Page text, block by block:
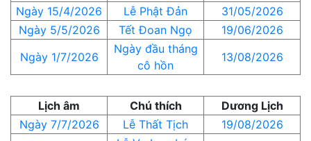
Ngày 15/4/2026
Lễ Phật Đản
31/05/2026
Ngày 5/5/2026
Tết Đoan Ngọ
19/06/2026
Ngày 1/7/2026
Ngày đầu tháng
cô hồn
13/08/2026
Lịch âm Chú thích
Dương Lịch
Ngày 7/7/2026
Lễ Thất Tịch
19/08/2026